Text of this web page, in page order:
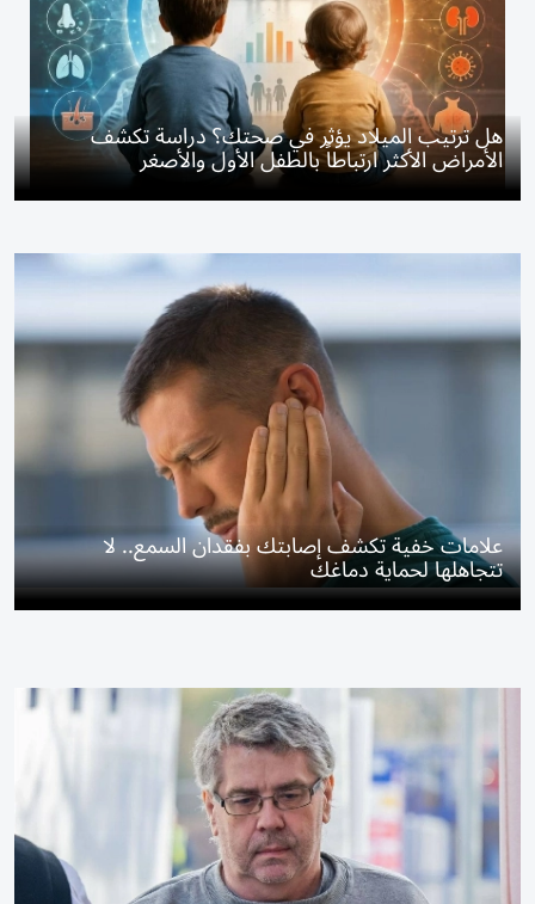
هل ترتيب الميلاد يؤثر في صحتك؟ دراسة تكشف
الأمراض الأكثر ارتباطاً بالطفل الأول والأصغر
علامات خفية تكشف إصابتك بفقدان السمع.. لا
تتجاهلها لحماية دماغك